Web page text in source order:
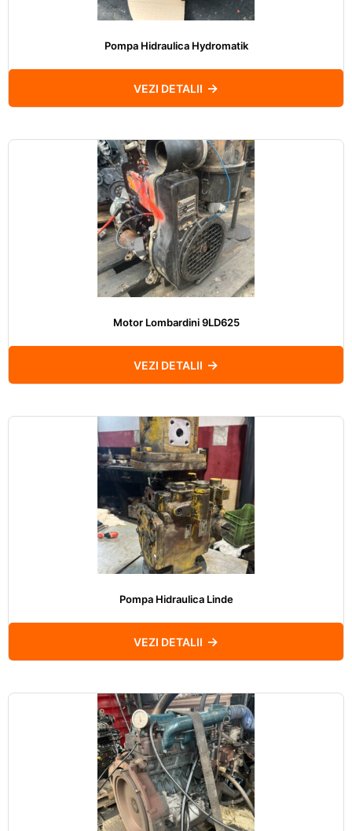
Pompa Hidraulica Hydromatik
VEZI DETALII
Motor Lombardini 9LD625
VEZI DETALII
Pompa Hidraulica Linde
VEZI DETALII